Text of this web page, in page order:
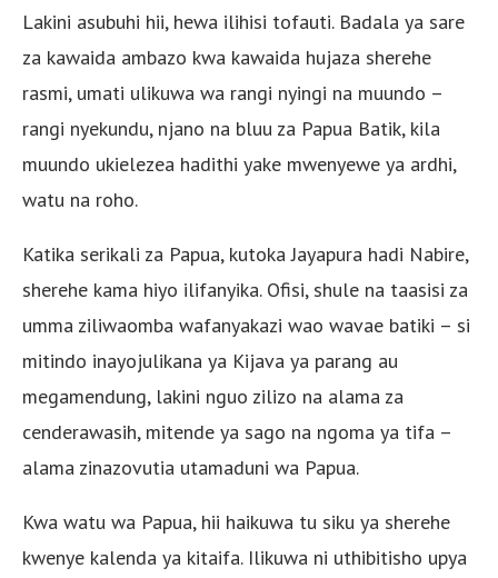
Lakini asubuhi hii, hewa ilihisi tofauti. Badala ya sare
za kawaida ambazo kwa kawaida hujaza sherehe
rasmi, umati ulikuwa wa rangi nyingi na muundo –
rangi nyekundu, njano na bluu za Papua Batik, kila
muundo ukielezea hadithi yake mwenyewe ya ardhi,
watu na roho.
Katika serikali za Papua, kutoka Jayapura hadi Nabire,
sherehe kama hiyo ilifanyika. Ofisi, shule na taasisi za
umma ziliwaomba wafanyakazi wao wavae batiki – si
mitindo inayojulikana ya Kijava ya parang au
megamendung, lakini nguo zilizo na alama za
cenderawasih, mitende ya sago na ngoma ya tifa –
alama zinazovutia utamaduni wa Papua.
Kwa watu wa Papua, hii haikuwa tu siku ya sherehe
kwenye kalenda ya kitaifa. Ilikuwa ni uthibitisho upya